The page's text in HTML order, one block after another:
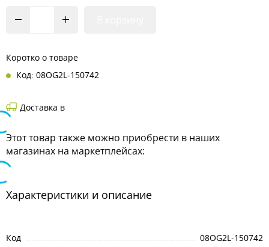
Коротко о товаре
Код: 08OG2L-150742
Доставка в
Этот товар также можно приобрести в наших
магазинах на маркетплейсах:
Характеристики и описание
Код
08OG2L-150742